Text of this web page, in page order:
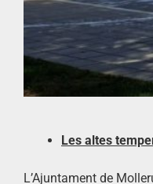
Les altes
L’Ajuntament de